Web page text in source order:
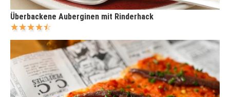
Überbackene Auberginen mit Rinderhack